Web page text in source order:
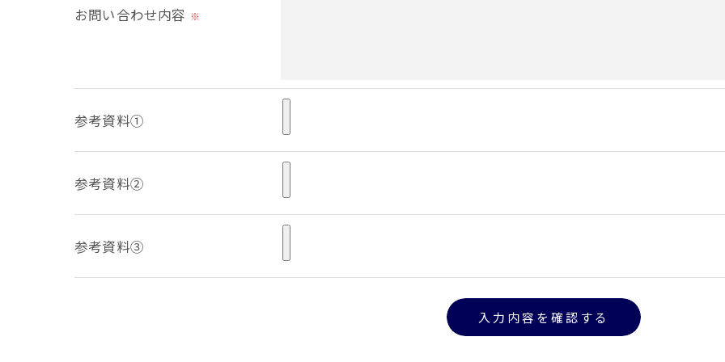
必要な情報を頂けない場合は、それに対応した当社のサービスをご提供できない場合がございますの
当社では、お客様の個人情報の開示･訂正･削除・利用停止の手続を定めさせて頂いております。
ご本人である事を確認のうえ、対応させて頂きます。
個人情報の開示･訂正･削除・利用停止の具体的手続きにつきましては、お電話でお問合せ下さい。
お問い合わせ内容 ※
参考資料①
参考資料②
参考資料③